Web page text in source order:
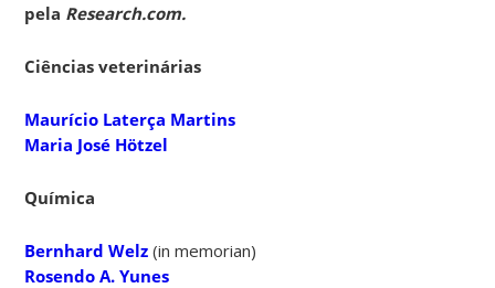
pela Research.com.
Ciências veterinárias
Maurício Laterça Martins
Maria José Hötzel
Química
Bernhard Welz (in memorian)
Rosendo A. Yunes